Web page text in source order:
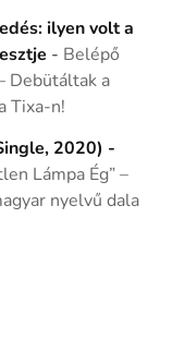
ilyen volt a
- Belépő
Debütáltak a
Tixa-n!
2020) -
Lámpa Ég” –
nyelvű dala